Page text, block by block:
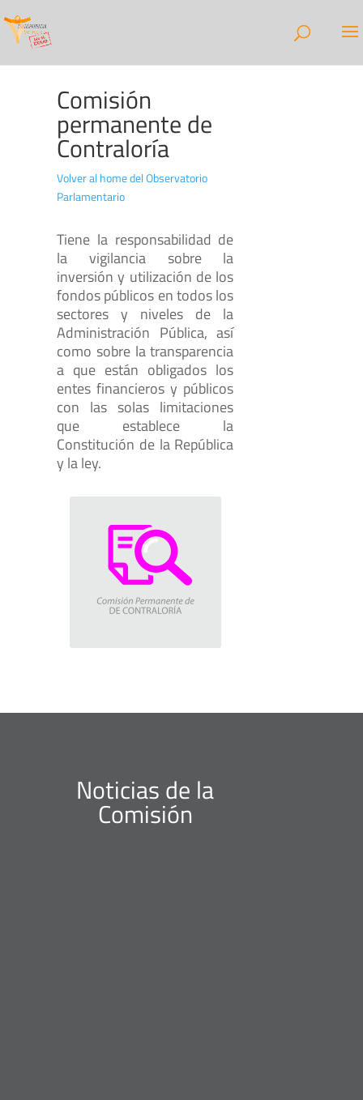
Comisión
permanente de
Contraloría
Volver al home del Observatorio
Parlamentario
Tiene la responsabilidad de
la vigilancia sobre la
inversión y utilización de los
fondos públicos en todos los
sectores y niveles de la
Administración Pública, así
como sobre la transparencia
a que están obligados los
entes financieros y públicos
con las solas limitaciones
que establece la
Constitución de la República
y la ley.
Noticias de la
Comisión